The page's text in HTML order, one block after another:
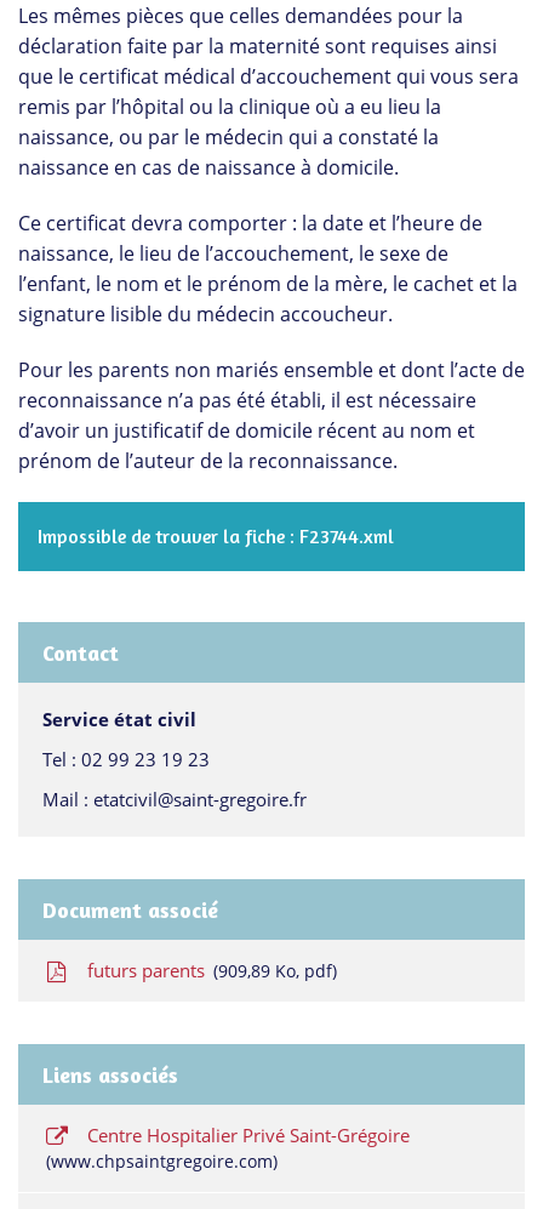
Les mêmes pièces que celles demandées pour la
déclaration faite par la maternité sont requises ainsi
que le certificat médical d’accouchement qui vous sera
remis par l’hôpital ou la clinique où a eu lieu la
naissance, ou par le médecin qui a constaté la
naissance en cas de naissance à domicile.
Ce certificat devra comporter : la date et l’heure de
naissance, le lieu de l’accouchement, le sexe de
l’enfant, le nom et le prénom de la mère, le cachet et la
signature lisible du médecin accoucheur.
Pour les parents non mariés ensemble et dont l’acte de
reconnaissance n’a pas été établi, il est nécessaire
d’avoir un justificatif de domicile récent au nom et
prénom de l’auteur de la reconnaissance.
Impossible de trouver la fiche : F23744.xml
Contact
Service état civil
Tel : 02 99 23 19 23
Mail : etatcivil@saint-gregoire.fr
Document associé
futurs parents 909,89 Ko, pdf
Liens associés
Centre Hospitalier Privé Saint-Grégoire
www.chpsaintgregoire.com